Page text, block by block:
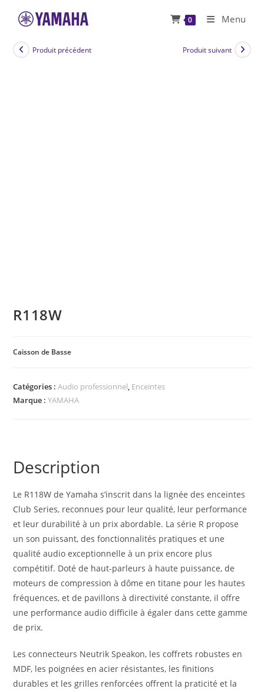
0 Menu
Produit précédent Produit suivant
R118W
Caisson de Basse
Catégories :Audio professionnel, Enceintes
Marque :YAMAHA
Description
Le R118W de Yamaha s’inscrit dans la lignée des enceintes
Club Series, reconnues pour leur qualité, leur performance
et leur durabilité à un prix abordable. La série R propose
un son puissant, des fonctionnalités pratiques et une
qualité audio exceptionnelle à un prix encore plus
compétitif. Doté de haut-parleurs à haute puissance, de
moteurs de compression à dôme en titane pour les hautes
fréquences, et de pavillons à directivité constante, il offre
une performance audio difficile à égaler dans cette gamme
de prix.
Les connecteurs Neutrik Speakon, les coffrets robustes en
MDF, les poignées en acier résistantes, les finitions
durables et les grilles renforcées offrent la praticité et la